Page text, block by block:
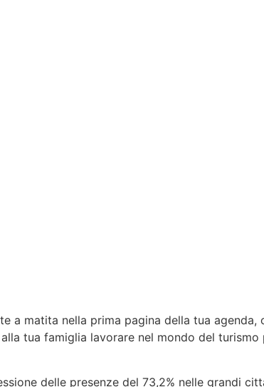
a matita nella prima pagina della tua
tua famiglia lavorare nel mondo del turismo
delle presenze del 73,2% nelle grandi